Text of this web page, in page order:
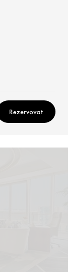
Rezervovat